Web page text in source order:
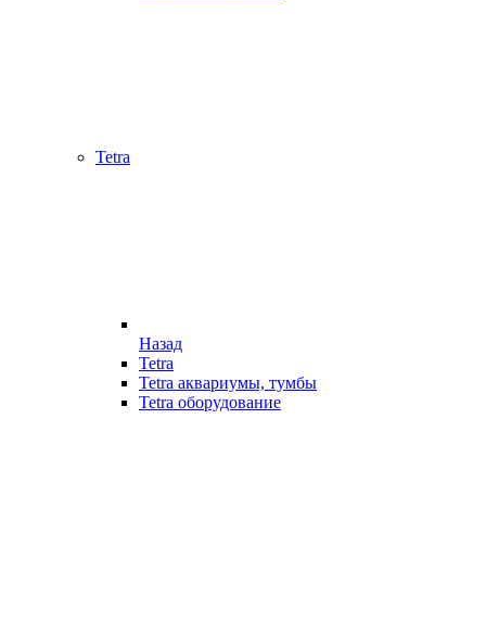
Tetra
Назад
Tetra
Tetra аквариумы, тумбы
Tetra оборудование